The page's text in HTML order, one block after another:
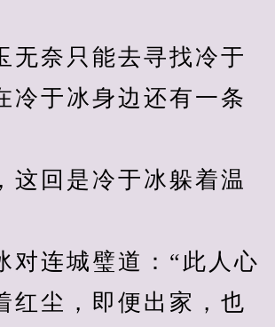
奈只能去寻找冷于
冷于冰身边还有一条
回是冷于冰躲着温
连城璧道：“此人心
红尘，即便出家，也